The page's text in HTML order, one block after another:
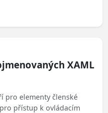
more details!
XAML
pro elementy členské
přístup k ovládacím